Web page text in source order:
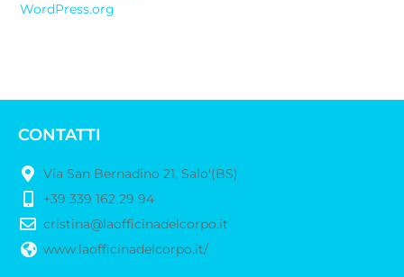
WordPress.org
CONTATTI
Via San Bernadino 21, Salo'(BS)
+39 339 162 29 94
cristina@laofficinadelcorpo.it
www.laofficinadelcorpo.it/